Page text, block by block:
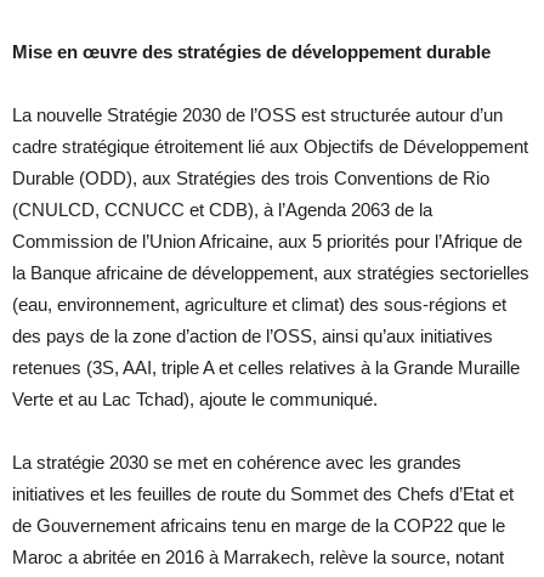
Mise en œuvre des stratégies de développement durable
La nouvelle Stratégie 2030 de l’OSS est structurée autour d’un
cadre stratégique étroitement lié aux Objectifs de Développement
Durable (ODD), aux Stratégies des trois Conventions de Rio
(CNULCD, CCNUCC et CDB), à l’Agenda 2063 de la
Commission de l’Union Africaine, aux 5 priorités pour l’Afrique de
la Banque africaine de développement, aux stratégies sectorielles
(eau, environnement, agriculture et climat) des sous-régions et
des pays de la zone d’action de l’OSS, ainsi qu’aux initiatives
retenues (3S, AAI, triple A et celles relatives à la Grande Muraille
Verte et au Lac Tchad), ajoute le communiqué.
La stratégie 2030 se met en cohérence avec les grandes
initiatives et les feuilles de route du Sommet des Chefs d’Etat et
de Gouvernement africains tenu en marge de la COP22 que le
Maroc a abritée en 2016 à Marrakech, relève la source, notant